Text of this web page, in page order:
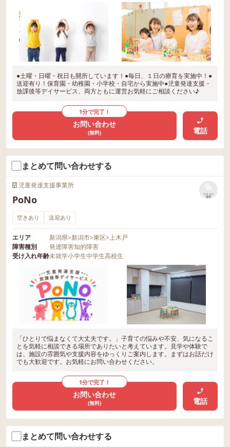
●土曜・日曜・祝日も開所しています！●毎日、１日の療育を実施中！●
送迎有り！保育園・幼稚園・小学校・自宅から実施中●児童発達支援・
放課後等デイサービス、両方ともに運営お気軽にご相談ください♪
1分で完了！
お問い合わせ
(無料) 電話
まとめて問い合わせする
児童発達支援事業所
PoNo
リストに
保存
空きあり 送迎あり
エリア 新潟県>新潟市>東区>上木戸
障害種別
発達障害知的障害
受け入れ年齢未就学小学生中学生高校生
「ひとりで悩まなくて大丈夫です。」子育ての悩みや不安、気になるこ
とを気軽に相談できる場所でありたいと考えています。見学や体験で
は、施設の雰囲気や支援内容をゆっくりご案内します。まずはお話だけ
でも大歓迎です。お気軽にお問い合わせください。
1分で完了！
お問い合わせ
(無料) 電話
まとめて問い合わせする